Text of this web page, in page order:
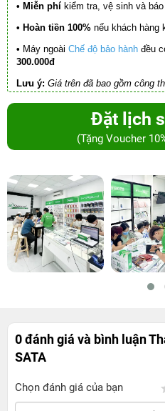
• Miễn phí kiểm tra, vệ sinh và
• Hoàn tiền 100% nếu khách hàng
• Máy ngoài Chế độ bảo hành đều
300.000đ
Lưu ý: Giá trên đã bao gồm công
Đặt lịch
(Tặng Voucher
0 đánh giá và bình luận
SATA
Chọn đánh giá của bạn